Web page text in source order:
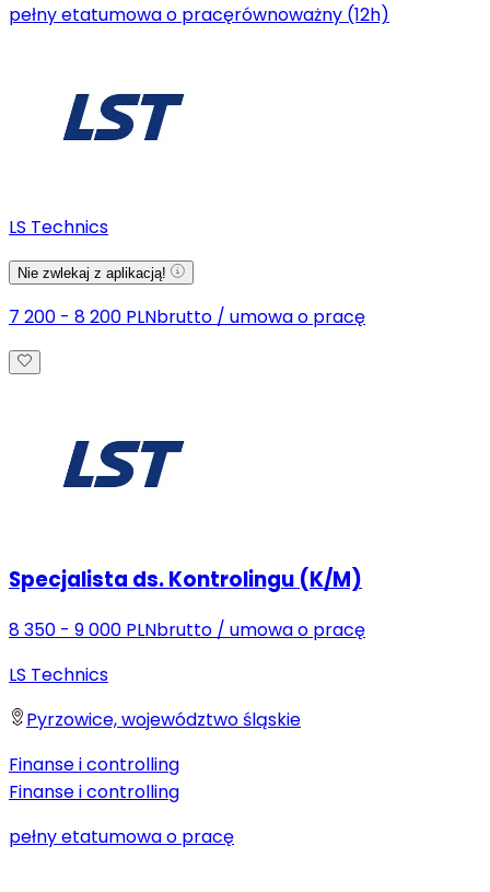
pełny etatumowa o pracęrównoważny (12h)
LS Technics
Nie zwlekaj z aplikacją!
7 200 - 8 200 PLNbrutto / umowa o pracę
Specjalista ds. Kontrolingu (K/M)
8 350 - 9 000 PLNbrutto / umowa o pracę
LS Technics
Pyrzowice, województwo śląskie
Finanse i controlling
Finanse i controlling
pełny etatumowa o pracę